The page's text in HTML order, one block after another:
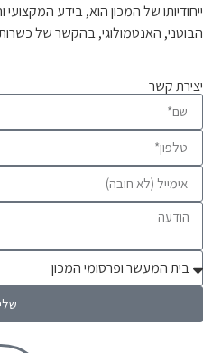
ייחודיותו של המכון הוא, בידע
הבוטני, האנטמולוגי, בהקשר של
יצירת קשר